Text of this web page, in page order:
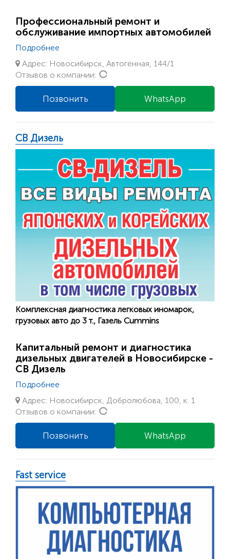
Профессиональный ремонт и
обслуживание импортных автомобилей
Подробнее
Адрес: Новосибирск, Автогенная, 144/1
Отзывов о компании:
WhatsApp
Позвонить
СВ Дизель
Комплексная диагностика легковых иномарок,
грузовых авто до 3 т., Газель Cummins
Капитальный ремонт и диагностика
дизельных двигателей в Новосибирске -
СВ Дизель
Подробнее
Адрес: Новосибирск, Добролюбова, 100, к. 1
Отзывов о компании:
WhatsApp
Позвонить
Fast service